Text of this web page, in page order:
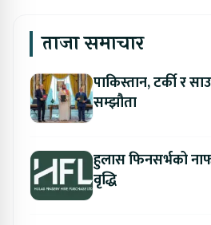
ताजा समाचार
पाकिस्तान, टर्की र
सम्झौता
हुलास फिनसर्भको
वृद्धि